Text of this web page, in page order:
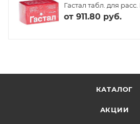
Гастал табл. для
от 911.80 руб.
КАТАЛОГ
АКЦИИ